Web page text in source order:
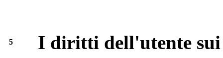
5
I diritti dell'utente